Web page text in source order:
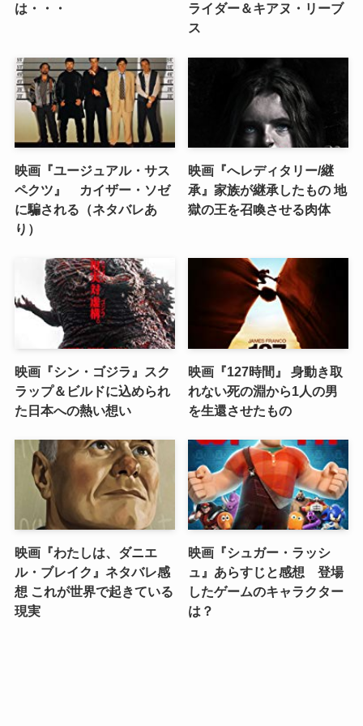
は・・・
ライダー＆キアヌ・リーブ
ス
映画『ユージュアル・サス
ペクツ』 カイザー・ソゼ
に騙される（ネタバレあ
り）
映画『へレディタリー/継
承』家族が継承したもの 地
獄の王を召喚させる肉体
映画『シン・ゴジラ』スク
ラップ＆ビルドに込められ
た日本への熱い想い
映画『127時間』 身動き取
れない死の淵から1人の男
を生還させたもの
映画『わたしは、ダニエ
ル・ブレイク』ネタバレ感
想 これが世界で起きている
現実
映画『シュガー・ラッシ
ュ』あらすじと感想 登場
したゲームのキャラクター
は？